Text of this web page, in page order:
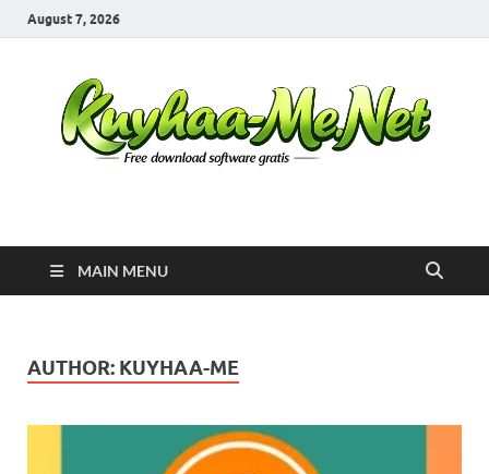
August 7, 2026
Kuyhaa Me
MAIN MENU
AUTHOR: KUYHAA-ME